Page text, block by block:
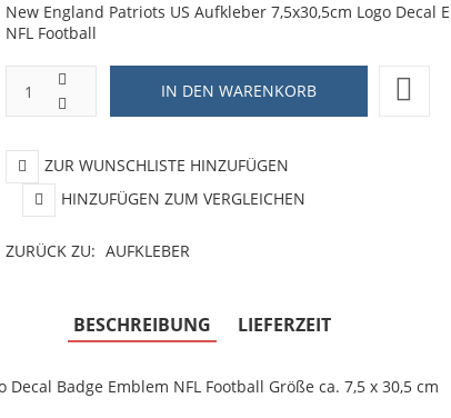
New England Patriots US Aufkleber 7,5x30,5cm Logo Decal
NFL Football
ZUR WUNSCHLISTE HINZUFÜGEN
HINZUFÜGEN ZUM VERGLEICHEN
ZURÜCK ZU: AUFKLEBER
BESCHREIBUNG LIEFERZEIT
Badge Emblem NFL Football Größe ca. 7,5 x 30,5 cm